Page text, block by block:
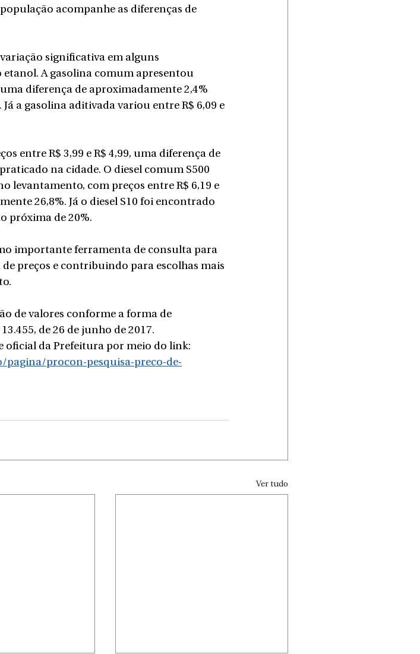
acompanhe as diferenças de
significativa em alguns
etanol. A gasolina comum apresentou
diferença de aproximadamente 2,4%
a gasolina aditivada variou entre R$ 6,09 e
entre R$ 3,99 e R$ 4,99, uma diferença de
na cidade. O diesel comum S500
levantamento, com preços entre R$ 6,19 e
26,8%. Já o diesel S10 foi encontrado
próxima de 20%.
importante ferramenta de consulta para
preços e contribuindo para escolhas mais
de valores conforme a forma de
de 26 de junho de 2017.
oficial da Prefeitura por meio do link:
procon-pesquisa-preco-de-
Ver tudo